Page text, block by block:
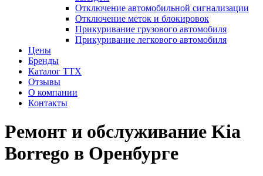
Отключение автомобильной сигнализации
Отключение меток и блокировок
Прикуривание грузового автомобиля
Прикуривание легкового автомобиля
Цены
Бренды
Каталог ТТХ
Отзывы
О компании
Контакты
Ремонт и обслуживание Kia
Borrego в Оренбурге